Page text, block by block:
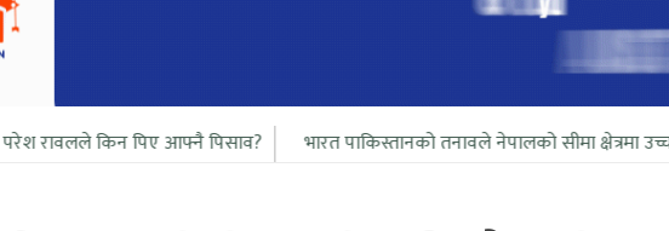
आफ्नै पिसाव? भारत पाकिस्तानको तनावले नेपालको सीमा क्षेत्रमा उच्च सतर्कता बाल